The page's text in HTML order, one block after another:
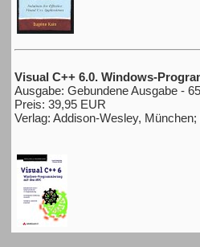
Visual C++ 6.0. Windows-
Ausgabe: Gebundene Ausgabe -
Preis: 39,95 EUR
Verlag: Addison-Wesley,